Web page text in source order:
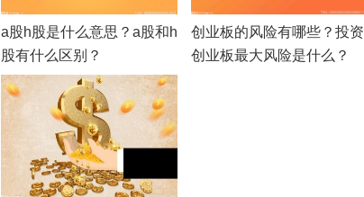
a股h股是什么意思？a股和h
股有什么区别？
创业板的风险有哪些？投资
创业板最大风险是什么？